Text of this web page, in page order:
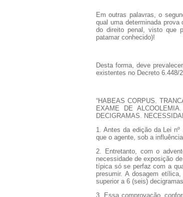
Em outras palavras, o
qual uma determinada
do direito penal, visto que
patamar conhecido)!
Desta forma, deve
existentes no Decreto 6.448/
“HABEAS CORPUS.
EXAME DE
DECIGRAMAS.
1. Antes da edição da Lei
que o agente, sob a
2. Entretanto, com o
necessidade de exposição
típica só se perfaz com a
presumir. A dosagem
superior a 6 (seis) decigramas.
3. Essa comprovação,